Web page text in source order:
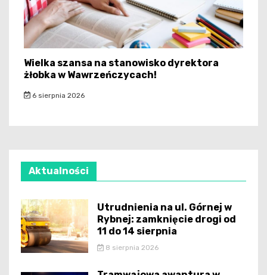
Wielka szansa na stanowisko dyrektora
żłobka w Wawrzeńczycach!
6 sierpnia 2026
Aktualności
Utrudnienia na ul. Górnej w
Rybnej: zamknięcie drogi od
11 do 14 sierpnia
8 sierpnia 2026